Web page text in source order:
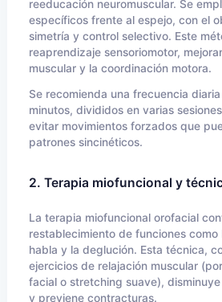
reeducación neuromuscular. Se
específicos frente al espejo, con el
simetría y control selectivo. Este
reaprendizaje sensoriomotor,
muscular y la coordinación motora.
Se recomienda una frecuencia
minutos, divididos en varias
evitar movimientos forzados que
patrones sincinéticos.
2. Terapia miofuncional y
La terapia miofuncional orofacial
restablecimiento de funciones como
habla y la deglución. Esta técnica,
ejercicios de relajación muscular
facial o stretching suave),
y previene contracturas.